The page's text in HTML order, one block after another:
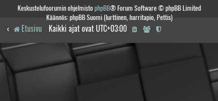
Keskustelufoorumin ohjelmistophpBB® Forum Software © phpBB Limited
Käännös: phpBB Suomi (lurttinen, harritapio, Pettis)
Etusivu Kaikki ajat ovat UTC+03:00